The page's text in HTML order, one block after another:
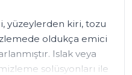
yüzeylerden kiri, tozu
oldukça emici
Islak veya
solüsyonları ile